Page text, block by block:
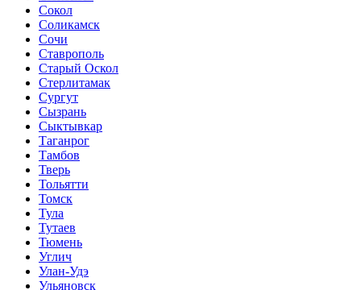
Сокол
Соликамск
Сочи
Ставрополь
Старый Оскол
Стерлитамак
Сургут
Сызрань
Сыктывкар
Таганрог
Тамбов
Тверь
Тольятти
Томск
Тула
Тутаев
Тюмень
Углич
Улан-Удэ
Ульяновск